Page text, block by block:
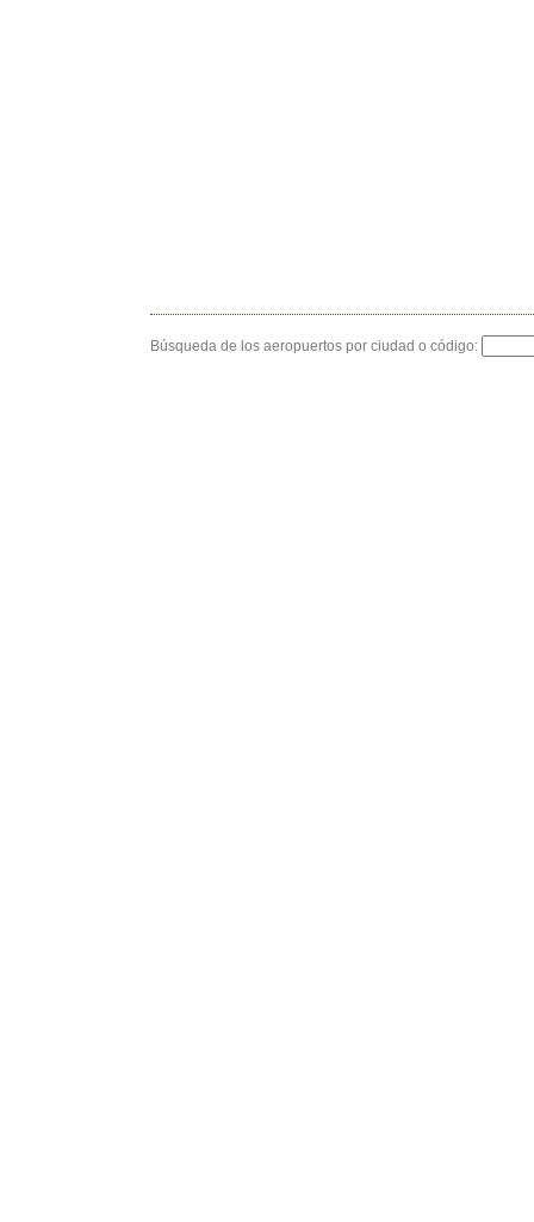
Búsqueda de los aeropuertos por ciudad o código: